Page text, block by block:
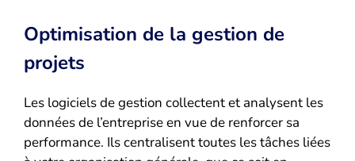
Optimisation de la gestion de
projets
Les logiciels de gestion collectent et analysent les
données de l’entreprise en vue de renforcer sa
performance. Ils centralisent toutes les tâches liées